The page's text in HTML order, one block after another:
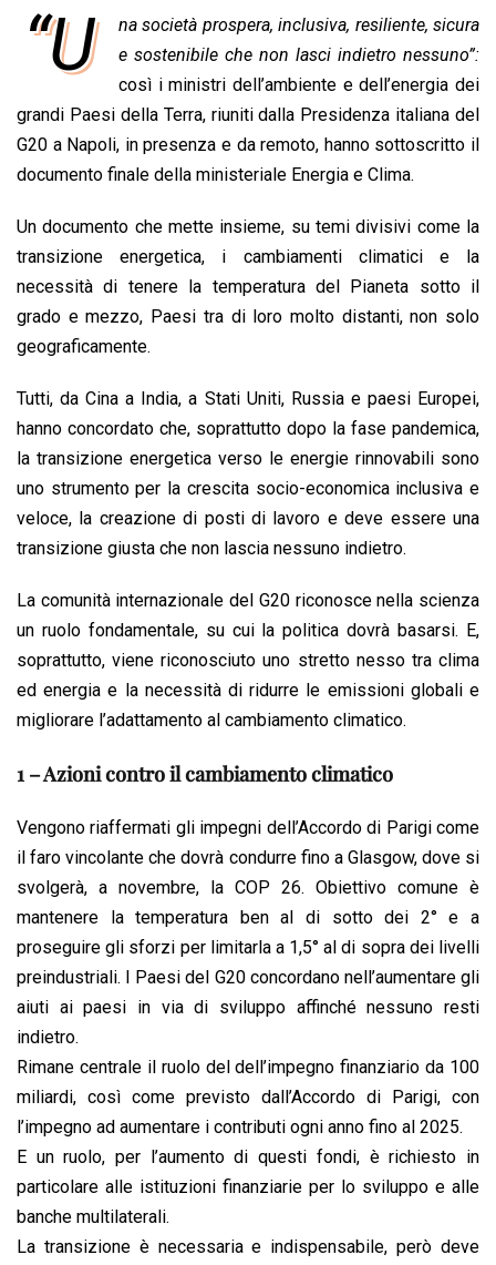
c
e
o
o
k
a
t
s
A
p
p
n
k
e
d
I
n
r
e
a
d
s
a
i
l
p
y
L
i
n
k
i
n
t
“U
na società prospera, inclusiva, resiliente, sicura
e sostenibile che non lasci indietro nessuno”:
così i ministri dell’ambiente e dell’energia dei
grandi Paesi della Terra, riuniti dalla Presidenza italiana del
G20 a Napoli, in presenza e da remoto, hanno sottoscritto il
documento finale della ministeriale Energia e Clima.
Un documento che mette insieme, su temi divisivi come la
transizione energetica, i cambiamenti climatici e la
necessità di tenere la temperatura del Pianeta sotto il
grado e mezzo, Paesi tra di loro molto distanti, non solo
geograficamente.
Tutti, da Cina a India, a Stati Uniti, Russia e paesi Europei,
hanno concordato che, soprattutto dopo la fase pandemica,
la transizione energetica verso le energie rinnovabili sono
uno strumento per la crescita socio-economica inclusiva e
veloce, la creazione di posti di lavoro e deve essere una
transizione giusta che non lascia nessuno indietro.
La comunità internazionale del G20 riconosce nella scienza
un ruolo fondamentale, su cui la politica dovrà basarsi. E,
soprattutto, viene riconosciuto uno stretto nesso tra clima
ed energia e la necessità di ridurre le emissioni globali e
migliorare l’adattamento al cambiamento climatico.
1 – Azioni contro il cambiamento climatico
Vengono riaffermati gli impegni dell’Accordo di Parigi come
il faro vincolante che dovrà condurre fino a Glasgow, dove si
svolgerà, a novembre, la COP 26. Obiettivo comune è
mantenere la temperatura ben al di sotto dei 2° e a
proseguire gli sforzi per limitarla a 1,5° al di sopra dei livelli
preindustriali. I Paesi del G20 concordano nell’aumentare gli
aiuti ai paesi in via di sviluppo affinché nessuno resti
indietro.
Rimane centrale il ruolo del dell’impegno finanziario da 100
miliardi, così come previsto dall’Accordo di Parigi, con
l’impegno ad aumentare i contributi ogni anno fino al 2025.
E un ruolo, per l’aumento di questi fondi, è richiesto in
particolare alle istituzioni finanziarie per lo sviluppo e alle
banche multilaterali.
La transizione è necessaria e indispensabile, però deve